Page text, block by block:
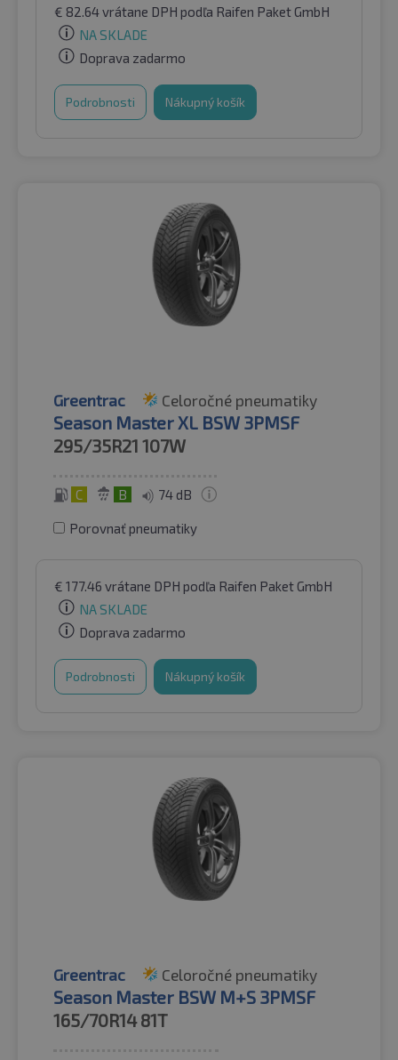
€ 82.64vrátane DPH podľa Raifen Paket GmbH
NA SKLADE
Doprava zadarmo
Podrobnosti Nákupný košík
Greentrac Celoročné pneumatiky
Season Master XL BSW 3PMSF
295/35R21 107W
C B 74 dB
Porovnať pneumatiky
€ 177.46 vrátane DPH podľa Raifen Paket GmbH
NA SKLADE
Doprava zadarmo
Podrobnosti Nákupný košík
Greentrac Celoročné pneumatiky
Season Master BSW M+S 3PMSF
165/70R14 81T